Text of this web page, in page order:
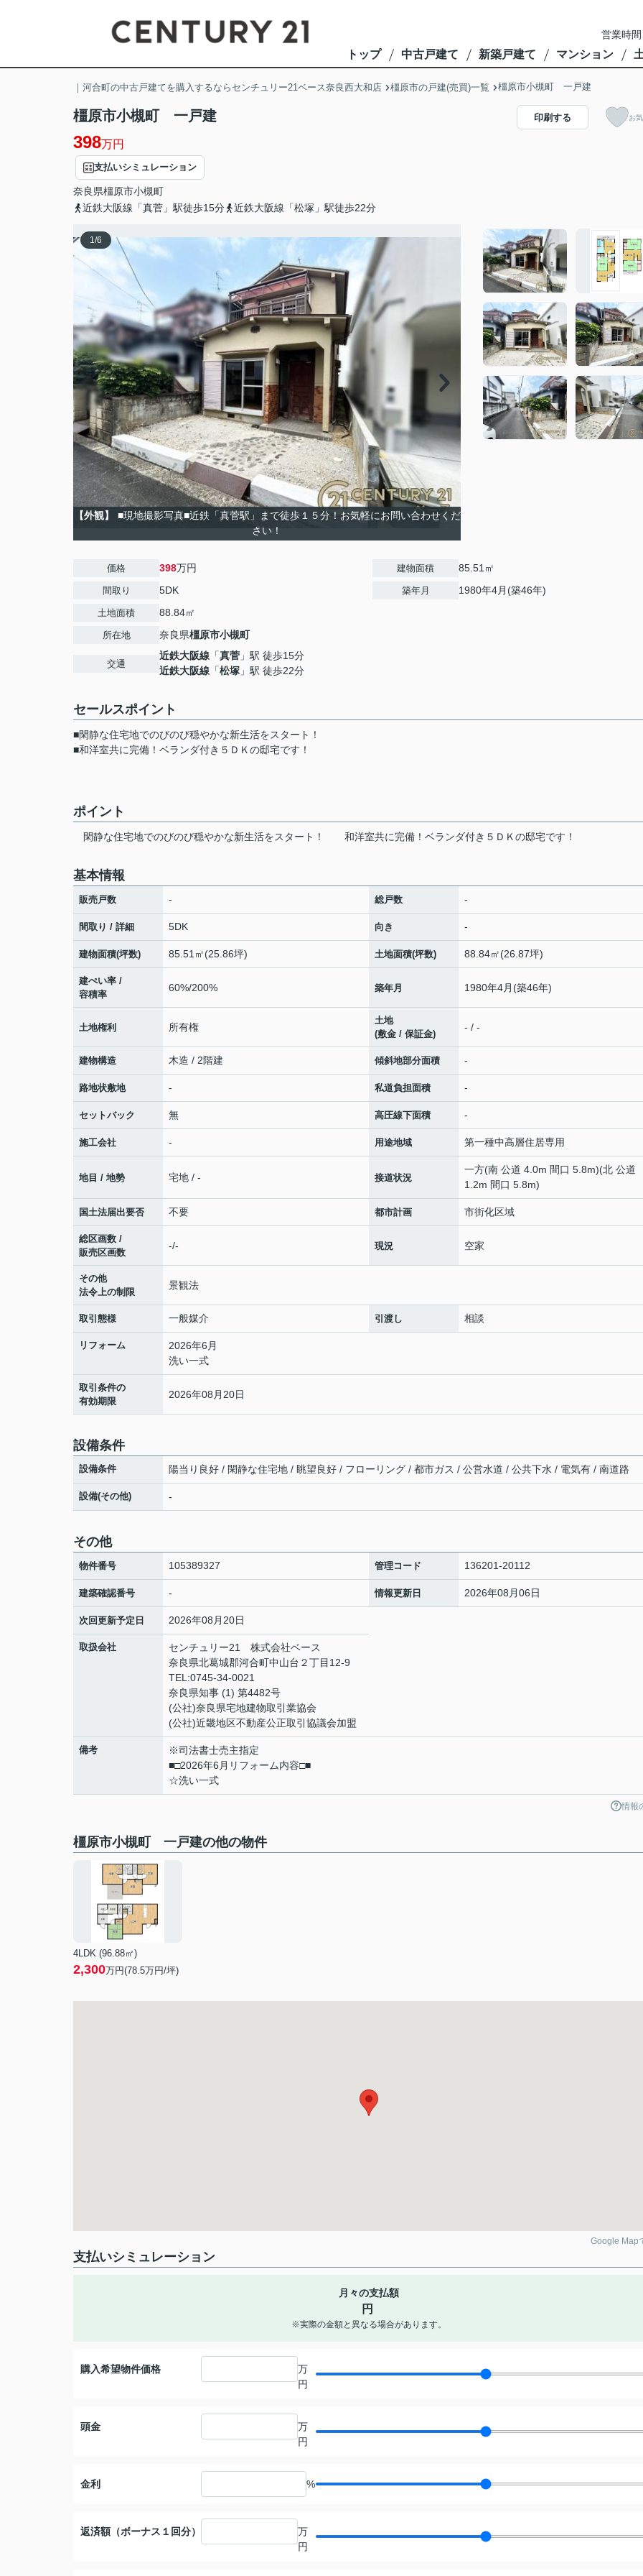
営業時
トップ 中古戸建て 新築戸建て マンション
｜河合町の中古戸建てを購入するならセンチュリー21ベース奈良西大和店 橿原市の戸建(売買)一覧 橿原市小槻町 一戸建
橿原市小槻町 一戸建
398万円
支払いシミュレーション
奈良県橿原市小槻町
近鉄大阪線「真菅」駅徒歩15分
近鉄大阪線「松塚」駅徒歩22分
印刷する お
1/6
【外観】
■現地撮影写真■近鉄「真菅駅」まで徒歩１５分！お気軽にお問い合わせくだ
さい！
価格 398万円
間取り 5DK
土地面積 88.84㎡
所在地 奈良県橿原市小槻町
交通
近鉄大阪線 「真菅 」駅 徒歩15分
近鉄大阪線 「松塚 」駅 徒歩22分
建物面積 85.51㎡
築年月 1980年4月(築46年)
セールスポイント
■閑静な住宅地でのびのび穏やかな新生活をスタート！
■和洋室共に完備！ベランダ付き５ＤＫの邸宅です！
ポイント
閑静な住宅地でのびのび穏やかな新生活をスタート！ 和洋室共に完備！ベランダ付き５ＤＫの邸宅です！
基本情報
販売戸数 - 総戸数 -
間取り / 詳細 5DK 向き -
建物面積(坪数) 85.51㎡(25.86坪) 土地面積(坪数) 88.84㎡(26.87坪)
建ぺい率 /
容積率
60%/200% 築年月 1980年4月(築46年)
土地権利 所有権
土地
(敷金 / 保証金)
- / -
建物構造 木造 / 2階建 傾斜地部分面積 -
路地状敷地 - 私道負担面積 -
セットバック 無 高圧線下面積 -
施工会社 - 用途地域 第一種中高層住居専用
地目 / 地勢 宅地 / - 接道状況
一方(南 公道 4.0m 間口 5.8m)(北 公道
1.2m 間口 5.8m)
国土法届出要否 不要 都市計画 市街化区域
総区画数 /
販売区画数
-/- 現況 空家
その他
法令上の制限
景観法
取引態様 一般媒介 引渡し 相談
リフォーム
2026年6月
洗い一式
取引条件の
有効期限
2026年08月20日
設備条件
設備条件 陽当り良好 / 閑静な住宅地 / 眺望良好 / フローリング / 都市ガス / 公営水道 / 公共下水 / 電気有 / 南道路
設備(その他) -
その他
物件番号 105389327 管理コード 136201-20112
建築確認番号 - 情報更新日 2026年08月06日
次回更新予定日 2026年08月20日
取扱会社
センチュリー21 株式会社ベース
奈良県北葛城郡河合町中山台２丁目12-9
TEL:0745-34-0021
奈良県知事 (1) 第4482号
(公社)奈良県宅地建物取引業協会
(公社)近畿地区不動産公正取引協議会加盟
備考
※司法書士売主指定
■□2026年6月リフォーム内容□■
☆洗い一式
情報
橿原市小槻町 一戸建の他の物件
4LDK (96.88㎡)
2,300万円(78.5万円/坪)
Google Map
支払いシミュレーション
月々の支払額
円
※実際の金額と異なる場合があります。
購入希望物件価格
万
円
頭金
万
円
金利 %
返済額（ボーナス１回分）
万
円